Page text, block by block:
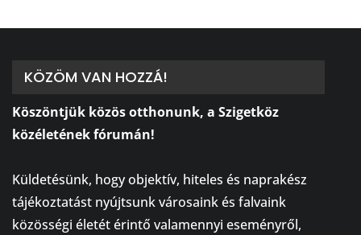
KÖZÖM VAN HOZZÁ!
Köszöntjük közös otthonunk, a Szigetköz
közéletének fórumán!
Küldetésünk, hogy objektív, hiteles és naprakész
tájékoztatást nyújtsunk városaink és falvaink
közösségi életét érintő valamennyi eseményről,